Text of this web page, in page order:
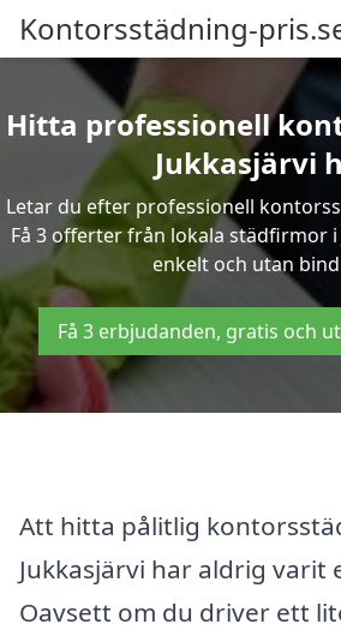
Kontorsstädning-
Hitta professionell
Jukkasjärvi
Letar du efter professionell
Få 3 offerter från lokala städfirmor i
enkelt och utan
Få 3 erbjudanden, gratis och
Att hitta pålitlig
Jukkasjärvi har aldrig varit
Oavsett om du driver ett